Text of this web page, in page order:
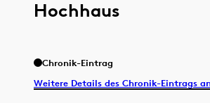
Hochhaus
Chronik-Eintrag
Weitere Details des Chronik-Eintrags